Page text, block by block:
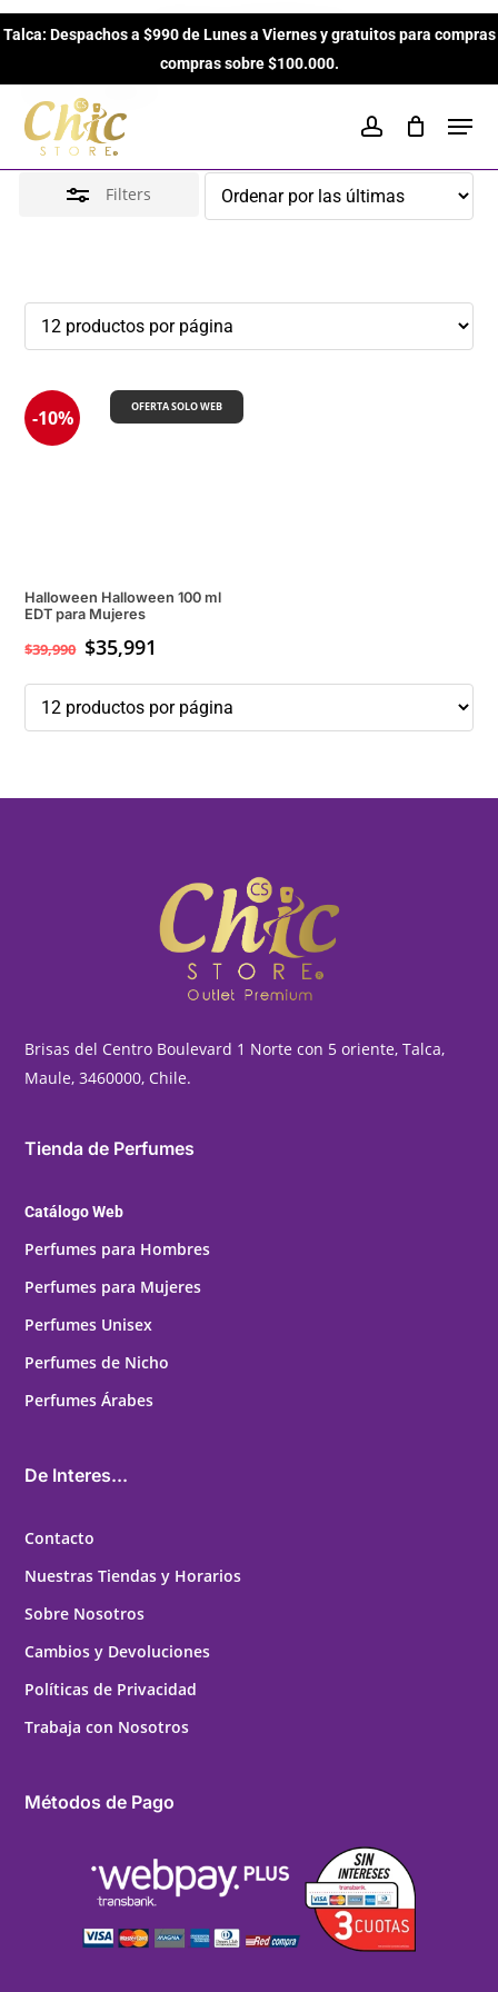
Skip
to
content
Talca: Despachos a $990 de Lunes a Viernes y gratuitos para compras
compras sobre $100.000.
account
Jesus del Pozo
Inicio Brands Jesus del Pozo
Filters
-10% OFERTA SOLO WEB
Halloween Halloween 100 ml
EDT para Mujeres
$39,990 $35,991
Brisas del Centro Boulevard 1 Norte con 5 oriente, Talca,
Maule, 3460000, Chile.
Tienda de Perfumes
Catálogo Web
Perfumes para Hombres
Perfumes para Mujeres
Perfumes Unisex
Perfumes de Nicho
Perfumes Árabes
De Interes...
Contacto
Nuestras Tiendas y Horarios
Sobre Nosotros
Cambios y Devoluciones
Políticas de Privacidad
Trabaja con Nosotros
Métodos de Pago